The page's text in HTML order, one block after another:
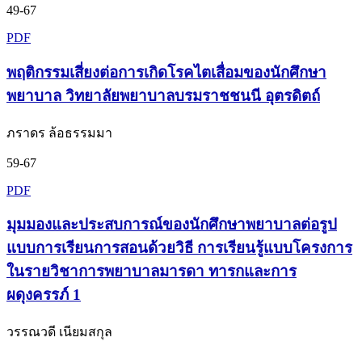
49-67
PDF
พฤติกรรมเสี่ยงต่อการเกิดโรคไตเสื่อมของนักศึกษา
พยาบาล วิทยาลัยพยาบาลบรมราชชนนี อุตรดิตถ์
ภราดร ล้อธรรมมา
59-67
PDF
มุมมองและประสบการณ์ของนักศึกษาพยาบาลต่อรูป
แบบการเรียนการสอนด้วยวิธี การเรียนรู้แบบโครงการ
ในรายวิชาการพยาบาลมารดา ทารกและการ
ผดุงครรภ์ 1
วรรณวดี เนียมสกุล